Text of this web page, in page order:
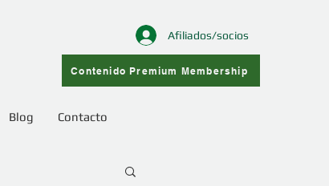
Afiliados/socios
Contenido Premium Membership
Blog Contacto